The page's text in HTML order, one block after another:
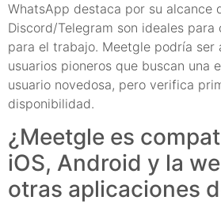
WhatsApp destaca por su alcance
Discord/Telegram son ideales para
para el trabajo. Meetgle podría ser
usuarios pioneros que buscan una
usuario novedosa, pero verifica
disponibilidad.
¿Meetgle es
iOS, Android y la
otras aplicaciones